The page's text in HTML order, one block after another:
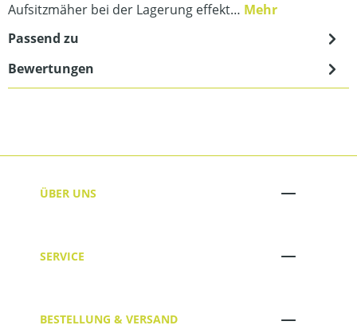
Aufsitzmäher bei der Lagerung effekt… Mehr
Passend zu
Bewertungen
ÜBER UNS
SERVICE
BESTELLUNG & VERSAND